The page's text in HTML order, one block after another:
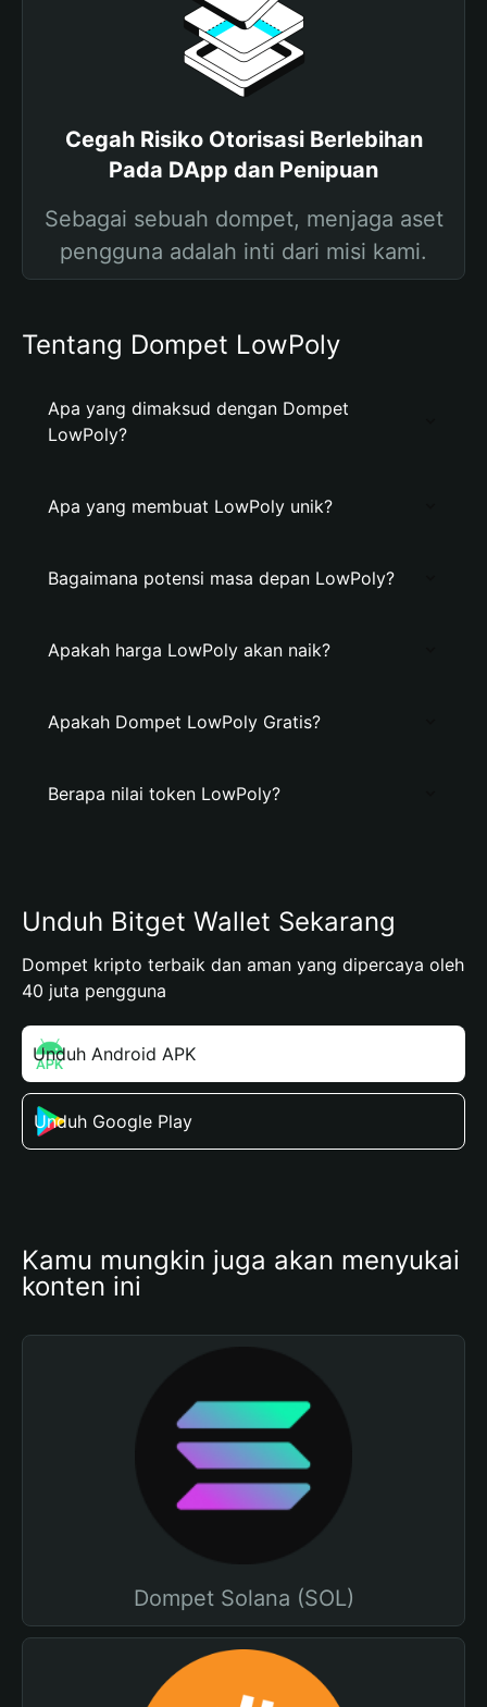
Cegah Risiko Otorisasi Berlebihan
Pada DApp dan Penipuan
Sebagai sebuah dompet, menjaga aset
pengguna adalah inti dari misi kami.
Tentang Dompet LowPoly
Apa yang dimaksud dengan Dompet
LowPoly?
Apa yang membuat LowPoly unik?
Bagaimana potensi masa depan LowPoly?
Apakah harga LowPoly akan naik?
Apakah Dompet LowPoly Gratis?
Berapa nilai token LowPoly?
Unduh Bitget Wallet Sekarang
Dompet kripto terbaik dan aman yang dipercaya oleh
40 juta pengguna
Unduh Android APK
Unduh Google Play
Kamu mungkin juga akan menyukai
konten ini
Dompet Solana (SOL)